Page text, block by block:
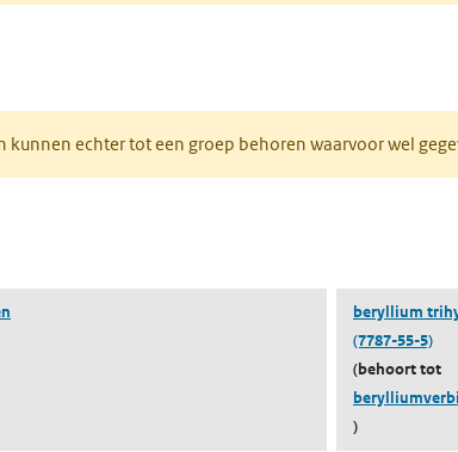
kunnen echter tot een groep behoren waarvoor wel
beryllium
(7787-55-5)
(behoort tot
)